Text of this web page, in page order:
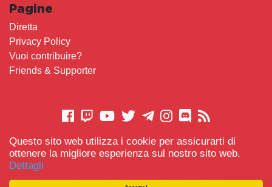
Questo sito web utilizza i cookie per assicurarti di
ottenere la migliore esperienza sul nostro sito web.
Dettagli
Pagine
Diretta
Privacy Policy
Vuoi contribuire?
Friends & Supporter
CONTATTACI
© 2021 Gameplay.Cafe made with Scemo chi Legge-